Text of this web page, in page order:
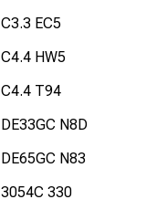
C3.3 EC5
C4.4 HW5
C4.4 T94
DE33GC N8D
DE65GC N83
3054C 330